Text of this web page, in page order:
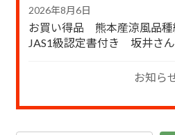
2026年8月6日
お買い得品 熊本産涼風品
JAS1級認定書付き 坂井さ
お知ら